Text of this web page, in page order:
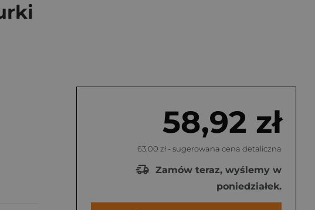
58,92 zł
63,00 zł - sugerowana cena detaliczna
Zamów teraz, wyślemy w
poniedziałek.